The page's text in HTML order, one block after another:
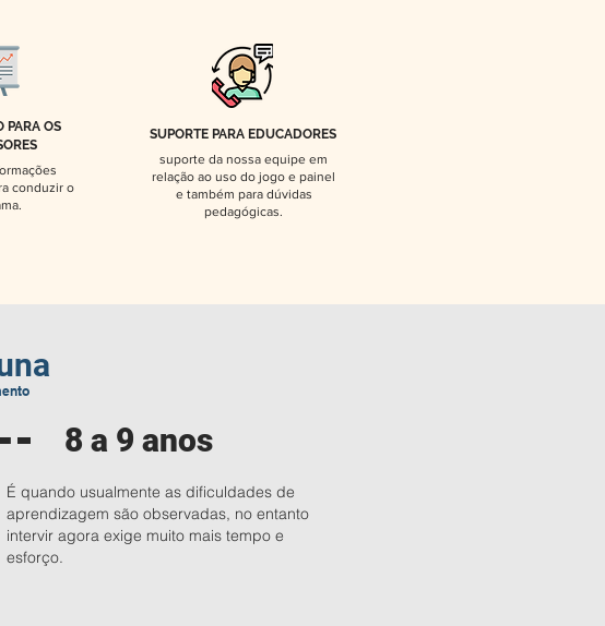
PARA OS
conduzir o
SUPORTE PARA EDUCADORES
suporte da nossa equipe em
relação ao uso do jogo e painel
e também para dúvidas
pedagógicas.
8 a 9 anos
É quando usualmente as dificuldades de
aprendizagem são observadas, no entanto
intervir agora exige muito mais tempo e
esforço.